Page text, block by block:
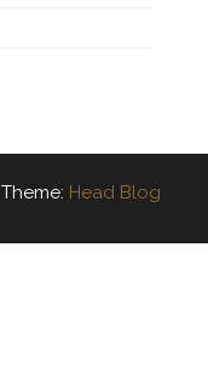
Theme: Head Blog